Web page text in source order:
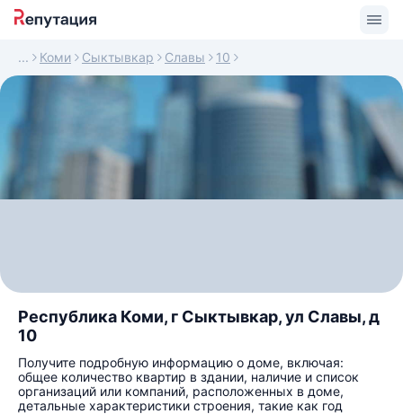
Коми Сыктывкар Славы 10
Республика Коми, г Сыктывкар, ул Славы, д
10
Получите подробную информацию о доме, включая:
общее количество квартир в здании, наличие и список
организаций или компаний, расположенных в доме,
детальные характеристики строения, такие как год